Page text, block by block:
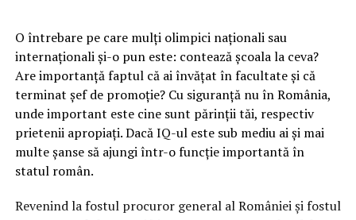
O întrebare pe care mulţi olimpici naţionali sau
internaţionali şi-o pun este: contează şcoala la ceva?
Are importanţă faptul că ai învăţat în facultate şi că
terminat şef de promoţie? Cu siguranţă nu în România,
unde important este cine sunt părinţii tăi, respectiv
prietenii apropiaţi. Dacă IQ-ul este sub mediu ai şi mai
multe şanse să ajungi într-o funcţie importantă în
statul român.
Revenind la fostul procuror general al României şi fostul